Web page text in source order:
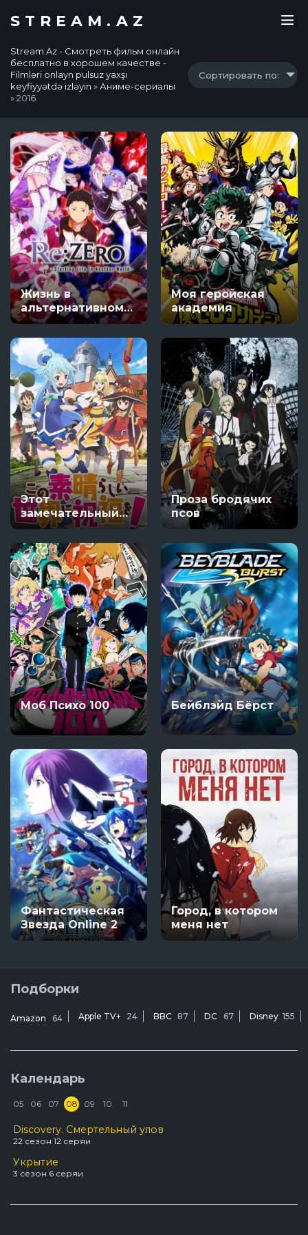
STREAM.AZ
Stream.Az - Смотреть фильм онлайн
бесплатно в хорошем качестве -
Filmləri onlayn pulsuz yaxşı
keyfiyyətdə izləyin »Аниме-сериалы
» 2016
Сортировать по:
Жизнь в
альтернативном
мире с нуля
Моя геройская
академия
Этот
замечательный
мир! / Богиня
благословляет
этот прекрасный
мир
Проза бродячих
псов
Моб Психо 100 Бейблэйд Бёрст
Фантастическая
Звезда Online 2
Город, в котором
меня нет
Подборки
Amazon 64 Apple TV+ 24 BBC 87 DC 67 Disney 155
Календарь
05 06 07 08 09 10 11
Discovery. Смертельный улов
22 сезон 12 серяи
Укрытие
3 сезон 6 серяи